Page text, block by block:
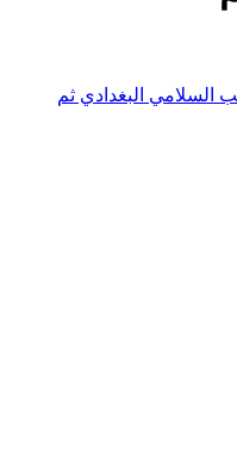
السلامي البغدادي ثم